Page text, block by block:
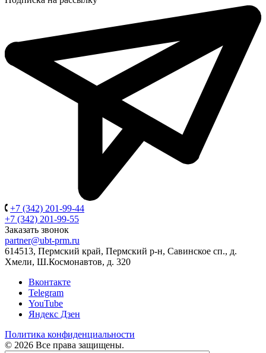
+7 (342) 201-99-44
+7 (342) 201-99-55
Заказать звонок
partner@ubt-prm.ru
614513, Пермский край, Пермский р-н, Савинское сп., д.
Хмели, Ш.Космонавтов, д. 320
Вконтакте
Telegram
YouTube
Яндекс Дзен
Политика конфиденциальности
© 2026 Все права защищены.